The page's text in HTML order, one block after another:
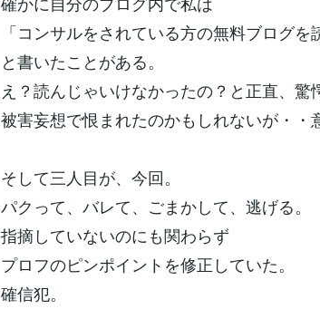
「コンサルをされている方の無料ブログを
と書いたことがある。
え？読んじゃいけなかったの？と正直、驚
被害妄想で恨まれたのかもしれないが・・
そして三人目が、今回。
パクって、バレて、ごまかして、逃げる。
指摘していないのにも関わらず
プロフのピンポイントを修正していた。
確信犯。